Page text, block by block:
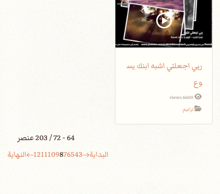
ربي اجعلني اشبه ابنك يس
وع
6600 views
ترانيم
64 - 72 / 203 عنصر
البداية
3
4
5
6
7
8
9
10
11
12 النهاية